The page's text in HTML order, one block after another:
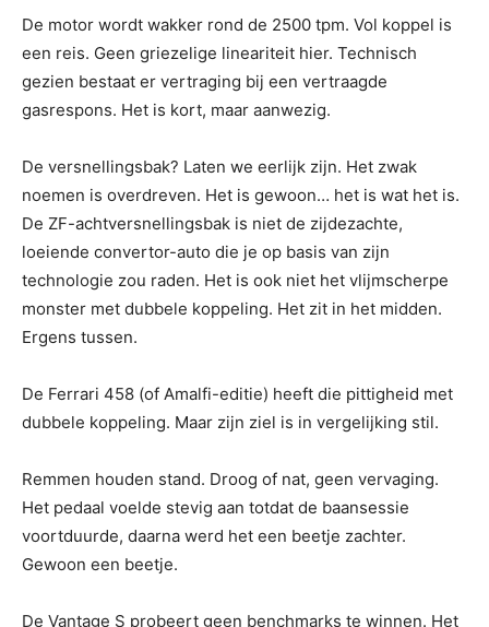
De motor wordt wakker rond de 2500 tpm. Vol koppel is
een reis. Geen griezelige lineariteit hier. Technisch
gezien bestaat er vertraging bij een vertraagde
gasrespons. Het is kort, maar aanwezig.
De versnellingsbak? Laten we eerlijk zijn. Het zwak
noemen is overdreven. Het is gewoon… het is wat het is.
De ZF-achtversnellingsbak is niet de zijdezachte,
loeiende convertor-auto die je op basis van zijn
technologie zou raden. Het is ook niet het vlijmscherpe
monster met dubbele koppeling. Het zit in het midden.
Ergens tussen.
De Ferrari 458 (of Amalfi-editie) heeft die pittigheid met
dubbele koppeling. Maar zijn ziel is in vergelijking stil.
Remmen houden stand. Droog of nat, geen vervaging.
Het pedaal voelde stevig aan totdat de baansessie
voortduurde, daarna werd het een beetje zachter.
Gewoon een beetje.
De Vantage S probeert geen benchmarks te winnen. Het